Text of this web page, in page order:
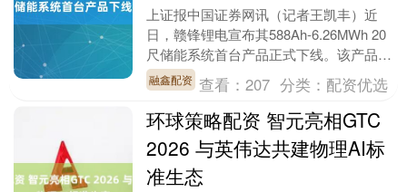
上证报中国证券网讯（记者王凯丰）近
日，赣锋锂电宣布其588Ah-6.26MWh 20
尺储能系统首台产品正式下线。该产品采
用大容量电芯和高集成度PACK系统，基
于....
融鑫配资 查看：207 分类： 配资优选
环球策略配资 智元亮相GTC
2026 与英伟达共建物理AI标
准生态